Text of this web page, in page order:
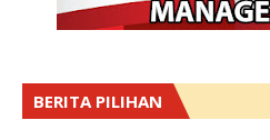
BERITA PILIHAN